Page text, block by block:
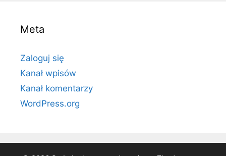
Meta
Zaloguj się
Kanał wpisów
Kanał komentarzy
WordPress.org